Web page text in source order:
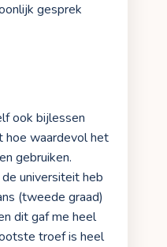
gesprek
ook bijlessen
hoe waardevol het
gebruiken.
universiteit heb
(tweede graad)
dit gaf me heel
troef is heel